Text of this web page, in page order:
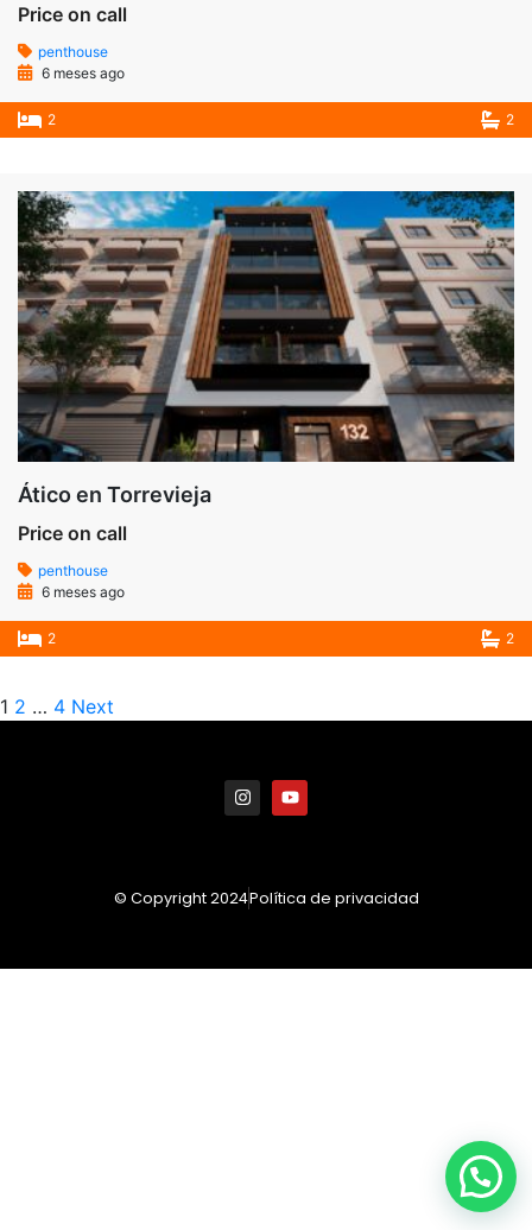
Price on call
penthouse
6 meses ago
2 2
Ático en Torrevieja
Price on call
penthouse
6 meses ago
2 2
1 2 … 4 Next
© Copyright 2024Política de privacidad